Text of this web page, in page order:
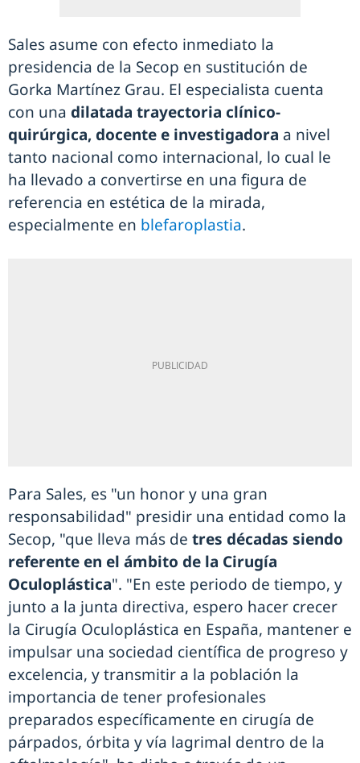
Sales asume con efecto inmediato la
presidencia de la Secop en sustitución de
Gorka Martínez Grau. El especialista cuenta
con una dilatada trayectoria clínico-
quirúrgica, docente e investigadora a nivel
tanto nacional como internacional, lo cual le
ha llevado a convertirse en una figura de
referencia en estética de la mirada,
especialmente en blefaroplastia.
Para Sales, es "un honor y una gran
responsabilidad" presidir una entidad como la
Secop, "que lleva más de tres décadas siendo
referente en el ámbito de la Cirugía
Oculoplástica". "En este periodo de tiempo, y
junto a la junta directiva, espero hacer crecer
la Cirugía Oculoplástica en España, mantener e
impulsar una sociedad científica de progreso y
excelencia, y transmitir a la población la
importancia de tener profesionales
preparados específicamente en cirugía de
párpados, órbita y vía lagrimal dentro de la